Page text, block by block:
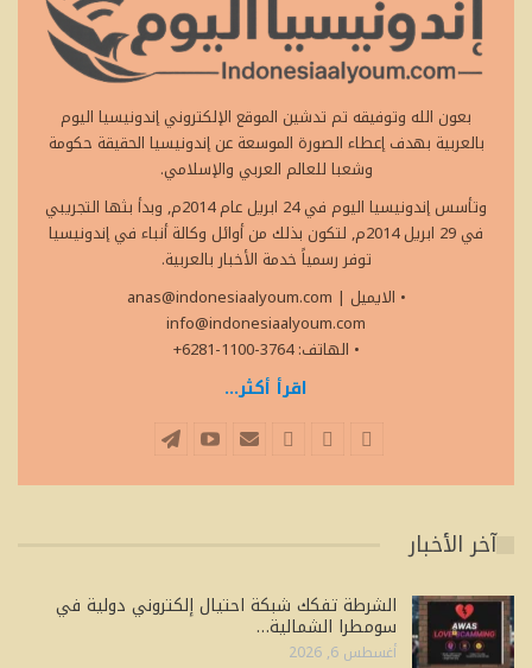
بعون الله وتوفيقه تم تدشين الموقع الإلكتروني إندونيسيا اليوم
بالعربية بهدف إعطاء الصورة الموسعة عن إندونيسيا الحقيقة حكومة
وشعبا للعالم العربي والإسلامي.
وتأسس إندونيسيا اليوم في 24 ابريل عام 2014م, وبدأ بثها التجريبي
في 29 ابريل 2014م, لتكون بذلك من أوائل وكالة أنباء في إندونيسيا
توفر رسمياً خدمة الأخبار بالعربية.
• الايميل
anas@indonesiaalyoum.com |
info@indonesiaalyoum.com
• الهاتف: 3764-1100-6281+
اقرأ أكثر...
آخر الأخبار
الشرطة تفكك شبكة احتيال إلكتروني دولية في
سومطرا الشمالية…
أغسطس 6, 2026